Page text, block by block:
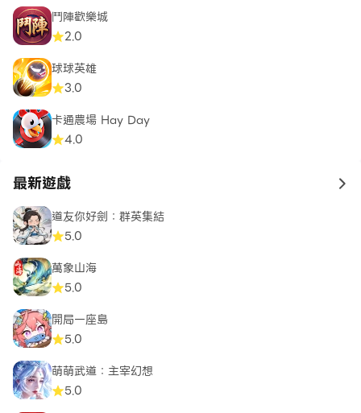
鬥陣歡樂城
2.0
球球英雄
3.0
卡通農場 Hay Day
4.0
最新遊戲 to
道友你好劍：群英集結
5.0
萬象山海
5.0
開局一座島
5.0
萌萌武道：主宰幻想
5.0